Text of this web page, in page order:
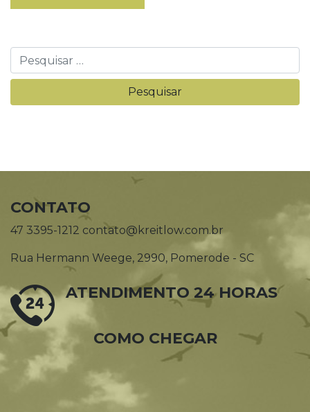
CONTATO
47 3395-1212 contato@kreitlow.com.br
Rua Hermann Weege, 2990, Pomerode - SC
ATENDIMENTO 24 HORAS
COMO CHEGAR